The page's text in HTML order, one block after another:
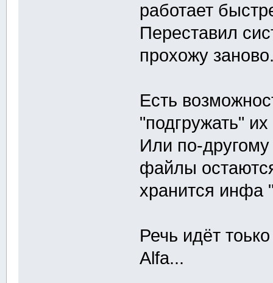
работает
Переставил
прохожу
Есть
"подгружать"
Или по-
файлы
хранится инфа
Речь идёт
Alfa...